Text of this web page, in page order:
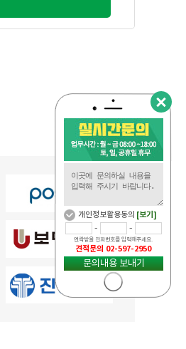
개인정보활용동의 [보기]
- -
연락받을 전화번호를 입력해주세요.
견적문의 02-597-2950
문의내용 보내기